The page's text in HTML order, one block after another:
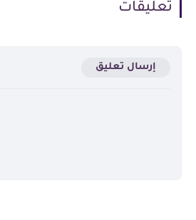
تعليقات
إرسال تعليق